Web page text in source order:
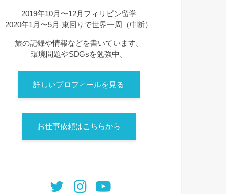
2019年10月〜12月フィリピン留学
2020年1月〜5月 東回りで世界一周（中断）
旅の記録や情報などを書いています。
環境問題やSDGsを勉強中。
詳しいプロフィールを見る
お仕事依頼はこちらから